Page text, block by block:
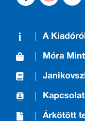
A
Móra
Kapcsolat
Árkötött